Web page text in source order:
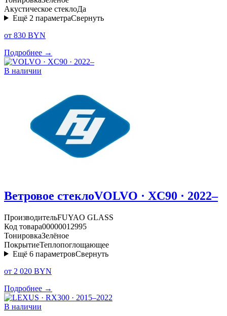
Акустическое стеклоДа
Ещё 2 параметраСвернуть
от 830 BYN
Подробнее →
В наличии
Ветровое стеклоVOLVO · XC90 · 2022–
ПроизводительFUYAO GLASS
Код товара00000012995
ТонировкаЗелёное
ПокрытиеТеплопоглощающее
Ещё 6 параметровСвернуть
от 2 020 BYN
Подробнее →
В наличии